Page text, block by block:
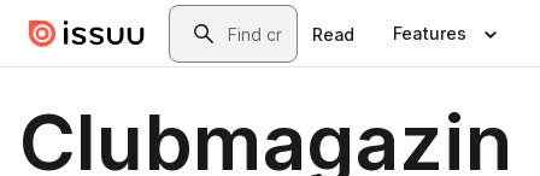
Skip to main contentSearch
Read Features
Clubmagazin